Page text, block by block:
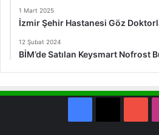
1 Mart 2025
İzmir Şehir Hastanesi Göz
12 Şubat 2024
BİM’de Satılan Keysmart Nofrost